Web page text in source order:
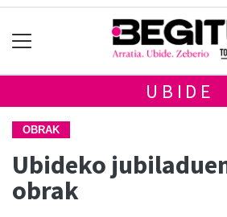
UBIDE
OBRAK
Ubideko
obrak